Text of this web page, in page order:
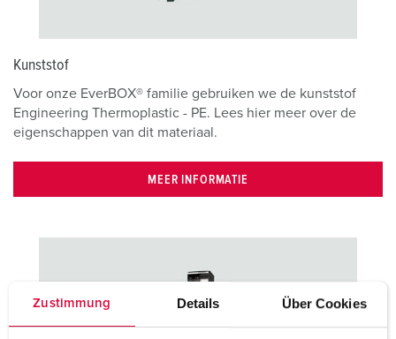
Zustimmung Details Über Cookies
Kunststof
Voor onze EverBOX® familie gebruiken we de kunststof
Engineering Thermoplastic - PE. Lees hier meer over de
eigenschappen van dit materiaal.
MEER INFORMATIE